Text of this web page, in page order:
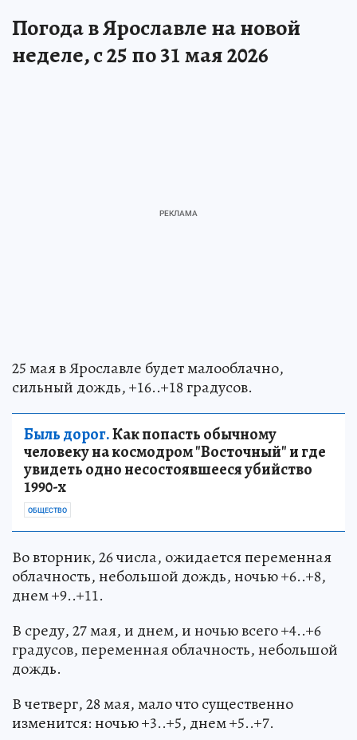
Погода в Ярославле на новой
неделе, с 25 по 31 мая 2026
25 мая в Ярославле будет малооблачно,
сильный дождь, +16..+18 градусов.
Быль дорог.Как попасть обычному
человеку на космодром "Восточный" и где
увидеть одно несостоявшееся убийство
1990-х
ОБЩЕСТВО
Во вторник, 26 числа, ожидается переменная
облачность, небольшой дождь, ночью +6..+8,
днем +9..+11.
В среду, 27 мая, и днем, и ночью всего +4..+6
градусов, переменная облачность, небольшой
дождь.
В четверг, 28 мая, мало что существенно
изменится: ночью +3..+5, днем +5..+7.